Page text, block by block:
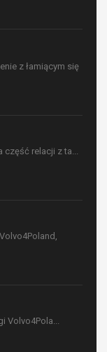
z łamiącym się
relacji z ta...
Volvo4Pola...